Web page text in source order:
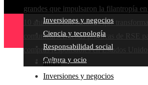
grandes que impulsaron la filantropía
10 animales con sentidos que
comunicarseBuenas prácticas de RSE
compras responsables en Estados Unidos
Inversiones y negocios
Ciencia y tecnología
Responsabilidad social
Cultura y ocio
Inicio
Inversiones y negocios